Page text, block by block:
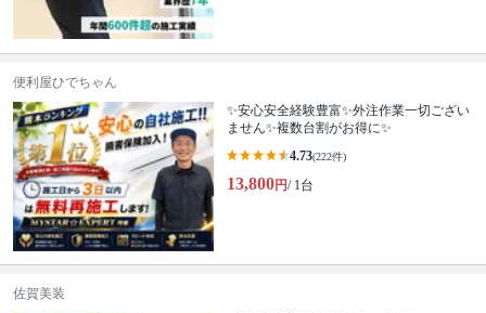
便利屋ひでちゃん
✨安心安全経験豊富✨外注作業一切ござい
ません✨複数台割がお得に✨
4.73(222件)
13,800円/ 1台
佐賀美装